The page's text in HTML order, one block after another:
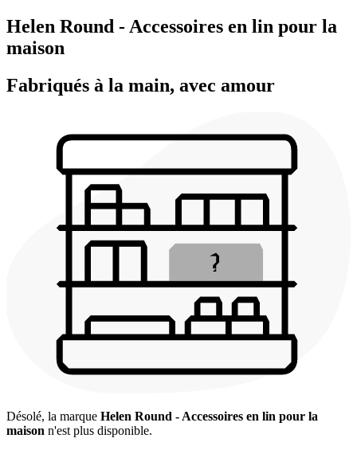
Helen Round - Accessoires en lin pour la
maison
Fabriqués à la main, avec amour
Désolé, la marque Helen Round - Accessoires en lin pour la
maison n'est plus disponible.